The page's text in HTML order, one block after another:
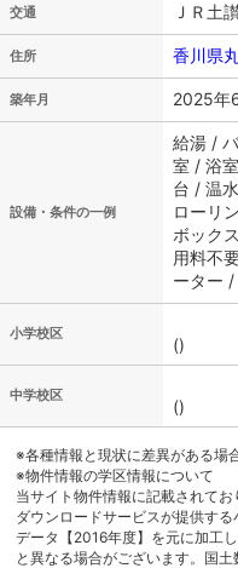
交通 ＪＲ土
住所 香川県
築年月 2025年
設備・条件の一例
給湯 /
室 / 浴
台 / 温
ローリ
ボック
用料不
ーター
小学校区
()
中学校区
()
※各種情報と現状に差異がある場
※物件情報の学区情報について
当サイト物件情報に記載されて
ダウンロードサービスが提供す
データ【2016年度】を元に加工
と異なる場合がございます。国